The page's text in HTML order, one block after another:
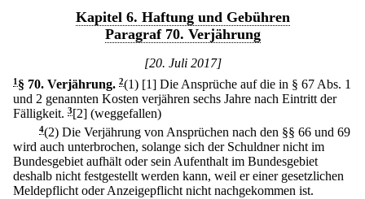
Kapitel 6. Haftung und Gebühren
Paragraf 70. Verjährung
[20. Juli 2017]
1 § 70. Verjährung. 2(1) [1] Die Ansprüche auf die in § 67 Abs. 1
und 2 genannten Kosten verjähren sechs Jahre nach Eintritt der
Fälligkeit. 3[2] (weggefallen)
4(2) Die Verjährung von Ansprüchen nach den §§ 66 und 69
wird auch unterbrochen, solange sich der Schuldner nicht im
Bundesgebiet aufhält oder sein Aufenthalt im Bundesgebiet
deshalb nicht festgestellt werden kann, weil er einer gesetzlichen
Meldepflicht oder Anzeigepflicht nicht nachgekommen ist.